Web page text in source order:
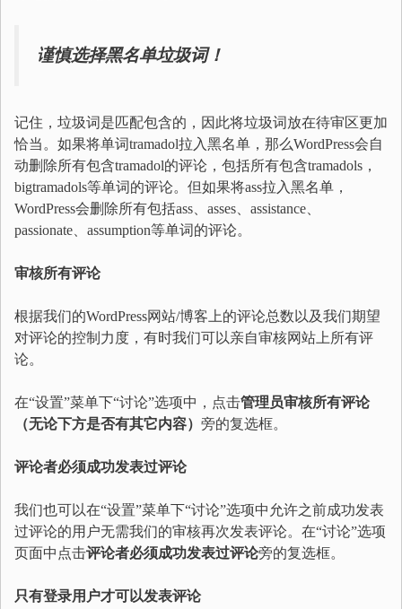
谨慎选择黑名单垃圾词！
记住，垃圾词是匹配包含的，因此将垃圾词放在待审区更加
恰当。如果将单词tramadol拉入黑名单，那么WordPress会自
动删除所有包含tramadol的评论，包括所有包含tramadols，
bigtramadols等单词的评论。但如果将ass拉入黑名单，
WordPress会删除所有包括ass、asses、assistance、
passionate、assumption等单词的评论。
审核所有评论
根据我们的WordPress网站/博客上的评论总数以及我们期望
对评论的控制力度，有时我们可以亲自审核网站上所有评
论。
在“设置”菜单下“讨论”选项中，点击管理员审核所有评论
（无论下方是否有其它内容） 旁的复选框。
评论者必须成功发表过评论
我们也可以在“设置”菜单下“讨论”选项中允许之前成功发表
过评论的用户无需我们的审核再次发表评论。在“讨论”选项
页面中点击评论者必须成功发表过评论旁的复选框。
只有登录用户才可以发表评论